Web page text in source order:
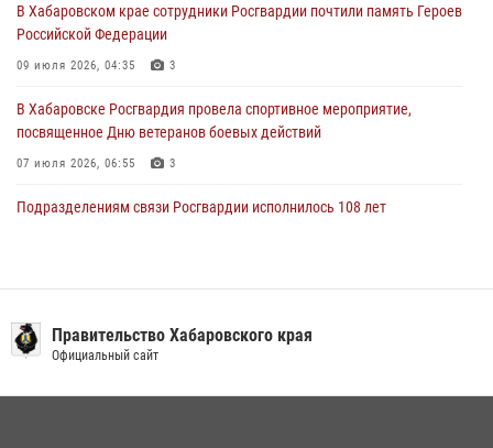
28 июля 2026, 05:56
В Хабаровском крае сотрудники Росгвардии почтили память Героев
Российской Федерации
09 июля 2026, 04:35 3
В Хабаровске Росгвардия провела спортивное мероприятие,
посвященное Дню ветеранов боевых действий
07 июля 2026, 06:55 3
Подразделениям связи Росгвардии исполнилось 108 лет
01 августа 2026, 01:28
Правительство Хабаровского края
Официальный сайт